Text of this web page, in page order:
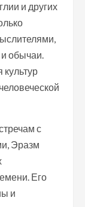
и других
и обычаи.
с
Эразм
Его
и